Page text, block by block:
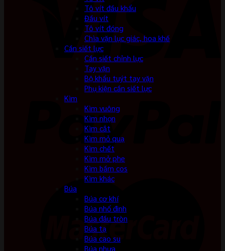
Tô vít đầu khẩu
Đầu vít
Tô vít đóng
Chìa vặn lục giác, hoa khế
Cần siết lực
Cần siết chỉnh lực
Tay vặn
Bộ khẩu tuýt tay vặn
Phụ kiện cần siết lực
Kìm
Kìm vuông
Kìm nhọn
Kìm cắt
Kìm mỏ quạ
Kìm chết
Kìm mở phe
Kìm bấm cos
Kìm khác
Búa
Búa cơ khí
Búa nhổ đinh
Búa đầu tròn
Búa tạ
Búa cao su
Búa nhựa